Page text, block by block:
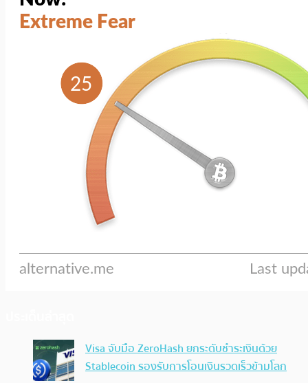
Visa จับมือ ZeroHash ยกระดับชำระเงินด้วย
Stablecoin รองรับการโอนเงินรวดเร็วข้ามโลก